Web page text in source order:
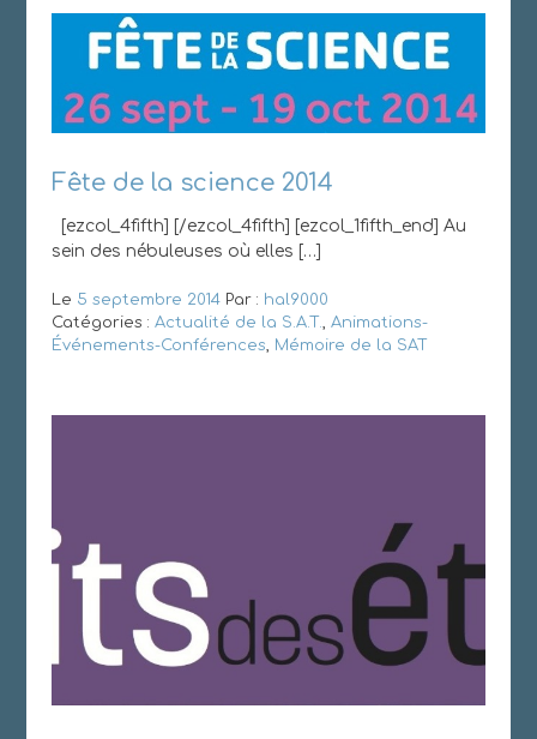
Fête de la science 2014
[ezcol_4fifth] [/ezcol_4fifth] [ezcol_1fifth_end] Au
sein des nébuleuses où elles […]
Le 5 septembre 2014Par : hal9000
Catégories : Actualité de la S.A.T., Animations-
Événements-Conférences, Mémoire de la SAT